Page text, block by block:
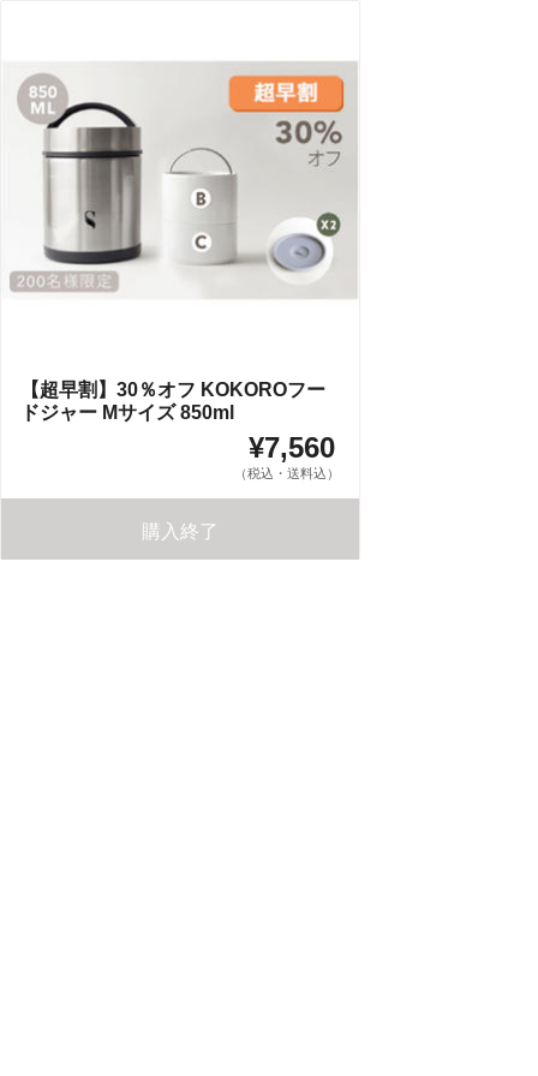
【超早割】30％オフ KOKOROフー
ドジャー Mサイズ 850ml
¥7,560
（税込・送料込）
購入終了